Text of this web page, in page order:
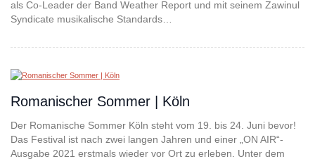
als Co-Leader der Band Weather Report und mit seinem Zawinul
Syndicate musikalische Standards…
Romanischer Sommer | Köln
Der Romanische Sommer Köln steht vom 19. bis 24. Juni bevor!
Das Festival ist nach zwei langen Jahren und einer „ON AIR“-
Ausgabe 2021 erstmals wieder vor Ort zu erleben. Unter dem